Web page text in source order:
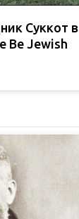
Суккот в
Be Jewish